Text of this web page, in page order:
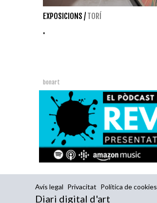
EXPOSICIONS / TORÍ
.
bonart
Avís legal Privacitat Política de cookies
Diari digital d'art